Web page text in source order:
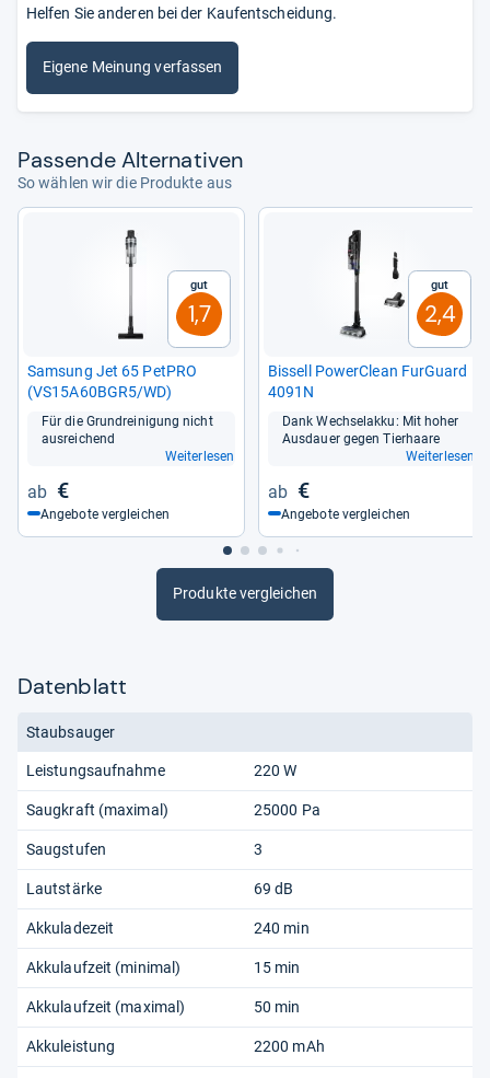
Helfen Sie anderen bei der Kaufentscheidung.
Eigene Meinung verfassen
Pas­sende Alter­na­ti­ven
So wählen wir die Produkte aus
Gut
1,7
Sam­sung Jet 65 Pet­PRO
(VS15A60BGR5/WD)
Für die Grund­rei­ni­gung nicht
aus­rei­chend
Weiterlesen
€
Angebote vergleichen
Gut
2,4
Bis­sell Power­Clean Fur­Guard
4091N
Dank Wech­se­lakku: Mit hoher
Aus­dauer gegen Tier­haare
Weiterlesen
€
Angebote vergleichen
Produkte vergleichen
Datenblatt
Staubsauger
Leistungsaufnahme 220 W
Saugkraft (maximal) 25000 Pa
Saugstufen 3
Lautstärke 69 dB
Akkuladezeit 240 min
Akkulaufzeit (minimal) 15 min
Akkulaufzeit (maximal) 50 min
Akkuleistung 2200 mAh